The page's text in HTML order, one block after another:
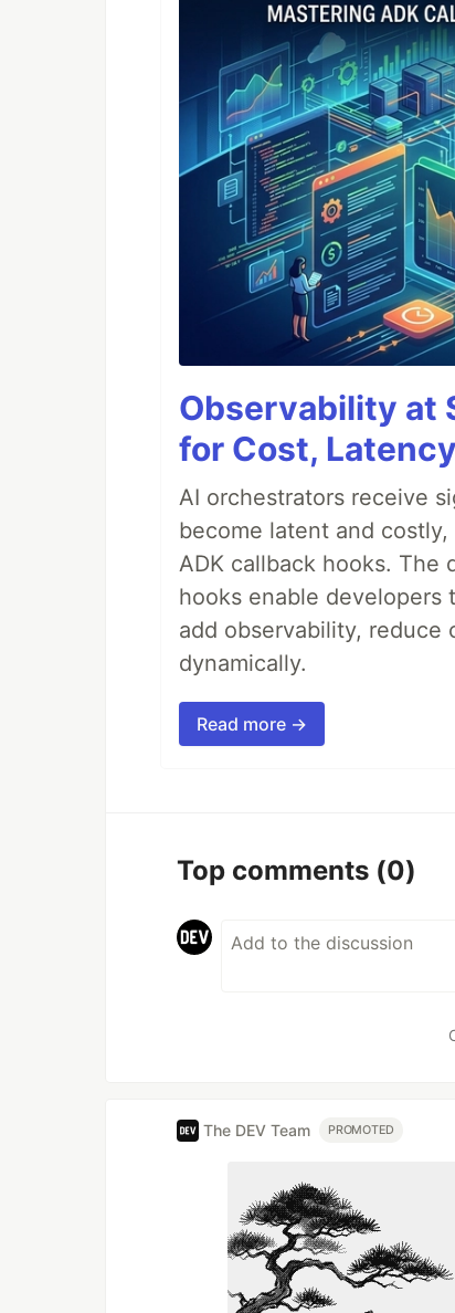
Observability at
for Cost,
AI orchestrators receive
become latent and
ADK callback hooks. The
hooks enable
add observability, reduce
dynamically.
Read more →
Top comments (0)
The DEV Team PROMOTED